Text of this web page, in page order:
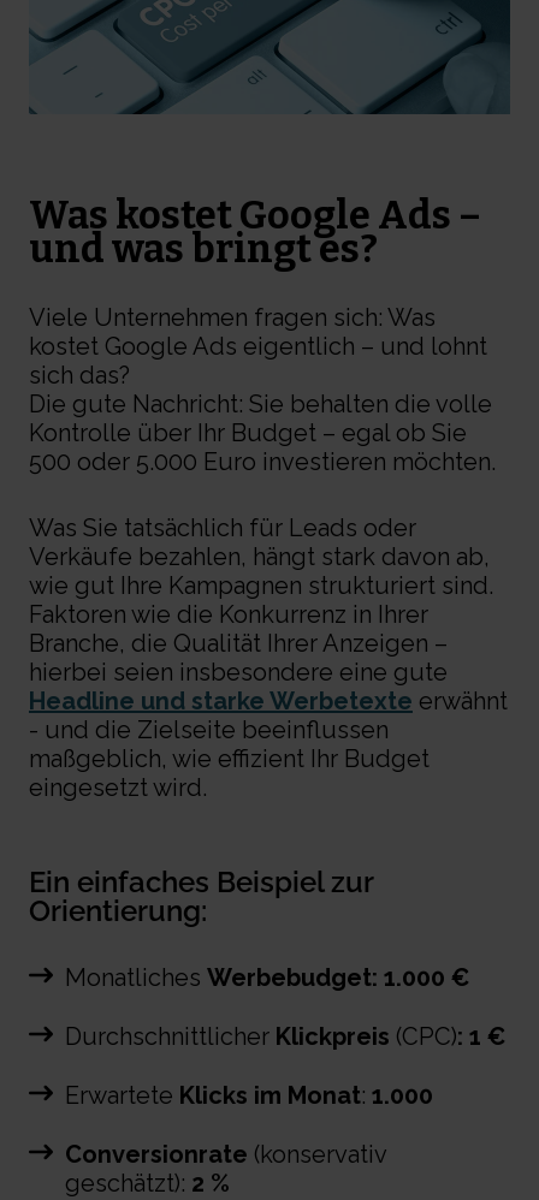
Was kostet Google Ads –
und was bringt es?
Viele Unternehmen fragen sich: Was
kostet Google Ads eigentlich – und lohnt
sich das?
Die gute Nachricht: Sie behalten die volle
Kontrolle über Ihr Budget – egal ob Sie
500 oder 5.000 Euro investieren möchten.
Was Sie tatsächlich für Leads oder
Verkäufe bezahlen, hängt stark davon ab,
wie gut Ihre Kampagnen strukturiert sind.
Faktoren wie die Konkurrenz in Ihrer
Branche, die Qualität Ihrer Anzeigen –
hierbei seien insbesondere eine gute
Headline und starke Werbetexte erwähnt
- und die Zielseite beeinflussen
maßgeblich, wie effizient Ihr Budget
eingesetzt wird.
Ein einfaches Beispiel zur
Orientierung:
Monatliches Werbebudget: 1.000 €
Durchschnittlicher Klickpreis (CPC): 1 €
Erwartete Klicks im Monat: 1.000
Conversionrate (konservativ
geschätzt): 2 %